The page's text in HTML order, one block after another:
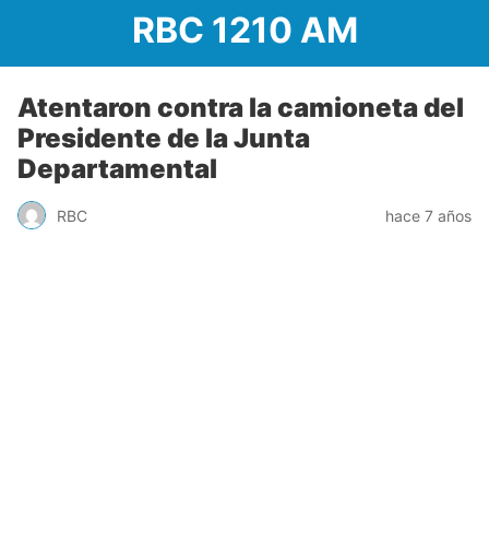
RBC 1210 AM
Atentaron contra la camioneta del
Presidente de la Junta
Departamental
RBC hace 7 años